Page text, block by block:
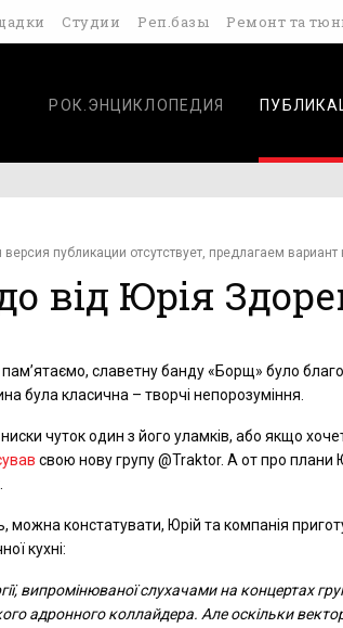
Студии Реп.базы Ремонт та
РОК.ЭНЦИКЛОПЕДИЯ
публикации отсутствует, предлагаем
від Юрія
славетну банду «Борщ» було
була класична – творчі непорозуміння.
ниски чуток один з його уламків, або якщо
свою нову групу @Traktor. А от про плани
можна констатувати, Юрій та компанія
кухні:
випромінюваної слухачами на концертах
адронного коллайдера. Але оскільки